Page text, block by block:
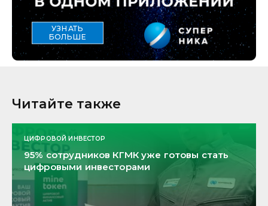
УЗНАТЬ
БОЛЬШЕ
Читайте также
ЦИФРОВОЙ ИНВЕСТОР
95% сотрудников КГМК уже готовы стать
цифровыми инвесторами